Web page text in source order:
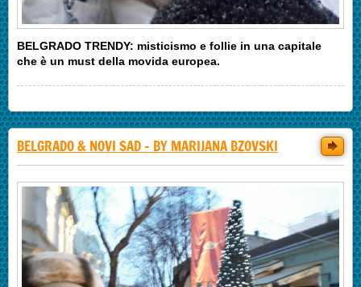
BELGRADO TRENDY: misticismo e follie in una capitale
che è un must della movida europea.
BELGRADO & NOVI SAD - BY MARIJANA BZOVSKI